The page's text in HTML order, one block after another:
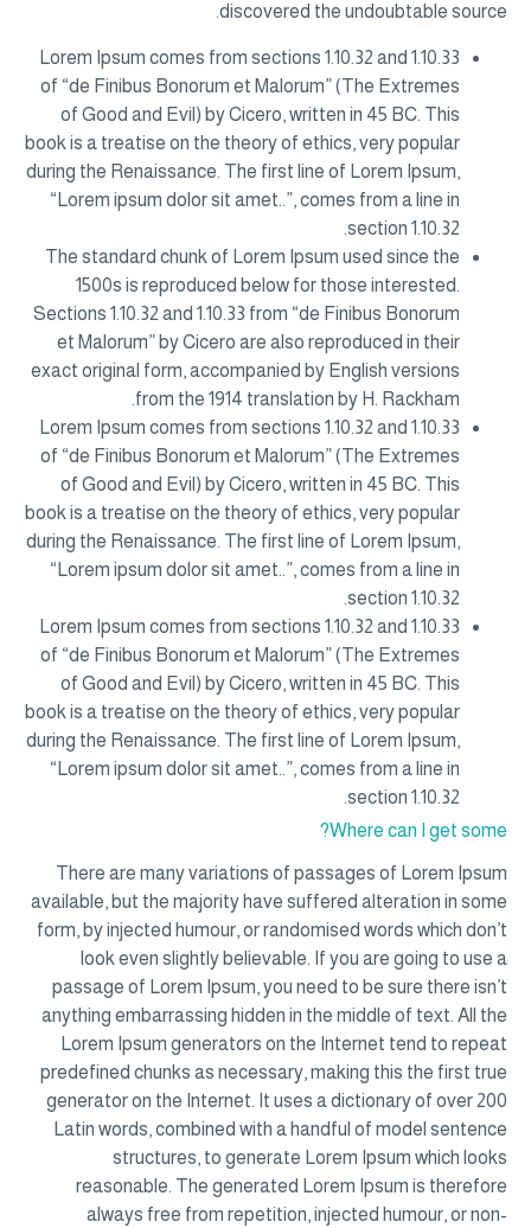
discovered the undoubtable source.
Lorem Ipsum comes from sections 1.10.32 and 1.10.33
of “de Finibus Bonorum et Malorum” (The Extremes
of Good and Evil) by Cicero, written in 45 BC. This
book is a treatise on the theory of ethics, very popular
during the Renaissance. The first line of Lorem Ipsum,
“Lorem ipsum dolor sit amet..”, comes from a line in
section 1.10.32.
The standard chunk of Lorem Ipsum used since the
1500s is reproduced below for those interested.
Sections 1.10.32 and 1.10.33 from “de Finibus Bonorum
et Malorum” by Cicero are also reproduced in their
exact original form, accompanied by English versions
from the 1914 translation by H. Rackham.
Lorem Ipsum comes from sections 1.10.32 and 1.10.33
of “de Finibus Bonorum et Malorum” (The Extremes
of Good and Evil) by Cicero, written in 45 BC. This
book is a treatise on the theory of ethics, very popular
during the Renaissance. The first line of Lorem Ipsum,
“Lorem ipsum dolor sit amet..”, comes from a line in
section 1.10.32.
Lorem Ipsum comes from sections 1.10.32 and 1.10.33
of “de Finibus Bonorum et Malorum” (The Extremes
of Good and Evil) by Cicero, written in 45 BC. This
book is a treatise on the theory of ethics, very popular
during the Renaissance. The first line of Lorem Ipsum,
“Lorem ipsum dolor sit amet..”, comes from a line in
section 1.10.32.
Where can I get some?
There are many variations of passages of Lorem Ipsum
available, but the majority have suffered alteration in some
form, by injected humour, or randomised words which don’t
look even slightly believable. If you are going to use a
passage of Lorem Ipsum, you need to be sure there isn’t
anything embarrassing hidden in the middle of text. All the
Lorem Ipsum generators on the Internet tend to repeat
predefined chunks as necessary, making this the first true
generator on the Internet. It uses a dictionary of over 200
Latin words, combined with a handful of model sentence
structures, to generate Lorem Ipsum which looks
reasonable. The generated Lorem Ipsum is therefore
always free from repetition, injected humour, or non-